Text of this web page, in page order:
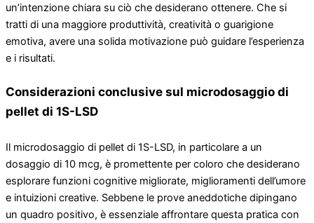
un’intenzione chiara su ciò che desiderano ottenere. Che si
tratti di una maggiore produttività, creatività o guarigione
emotiva, avere una solida motivazione può guidare l’esperienza
e i risultati.
Considerazioni conclusive sul microdosaggio di
pellet di 1S-LSD
Il microdosaggio di pellet di 1S-LSD, in particolare a un
dosaggio di 10 mcg, è promettente per coloro che desiderano
esplorare funzioni cognitive migliorate, miglioramenti dell’umore
e intuizioni creative. Sebbene le prove aneddotiche dipingano
un quadro positivo, è essenziale affrontare questa pratica con